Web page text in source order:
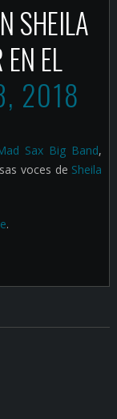
SHEILA
EL
2018
Sax Big Band,
voces de Sheila
.